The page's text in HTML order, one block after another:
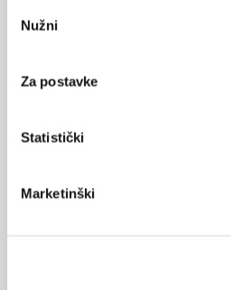
pristanka
Nužni
Za postavke
Statistički
Marketinški
21.10.2024.
07.10.2024.
NAJPOPULARNIJE
Bolna leđa - medicinske vježbe